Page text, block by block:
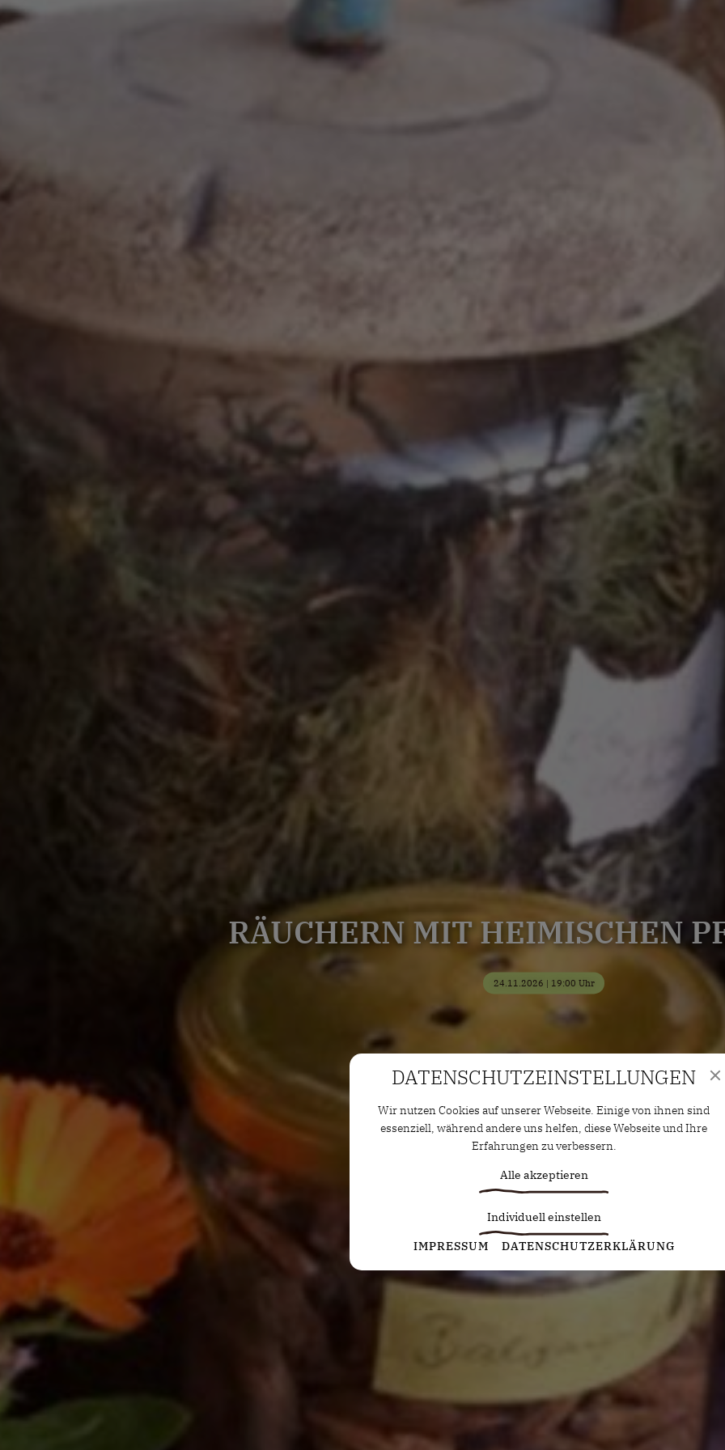
RÄUCHERN MIT HEIMISCHEN
24.11.2026 | 19:00 Uhr
DATENSCHUTZ­EINSTELLUNGEN
Wir nutzen Cookies auf unserer Webseite. Einige von ihnen sind
essenziell, während andere uns helfen, diese Webseite und Ihre
Erfahrungen zu verbessern.
Alle akzeptieren
Individuell einstellen
Statistiken
Diese Cookies erfassen anonyme Statistiken. Diese
Informationen helfen uns zu verstehen, wie wir unsere Website
Marketing Cookies werden von Drittanbietern oder Publishern
verwendet, um personalisierte Werbung anzuzeigen. Sie tun
dies, indem sie Besucher über Websites hinweg verfolgen.
IMPRESSUM DATENSCHUTZERKLÄRUNG